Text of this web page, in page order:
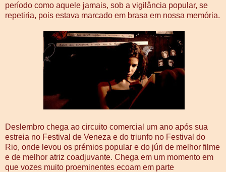
período como aquele jamais, sob a vigilância popular, se
repetiria, pois estava marcado em brasa em nossa memória.
Deslembro chega ao circuito comercial um ano após sua
estreia no Festival de Veneza e do triunfo no Festival do
Rio, onde levou os prémios popular e do júri de melhor filme
e de melhor atriz coadjuvante. Chega em um momento em
que vozes muito proeminentes ecoam em parte